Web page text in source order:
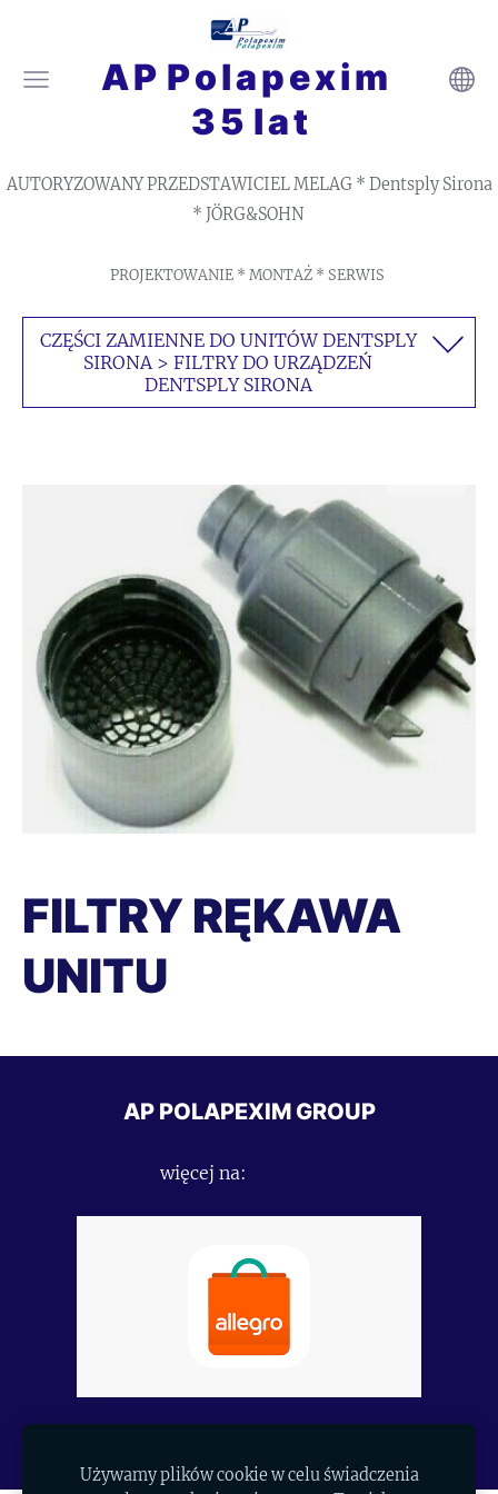
A P P o l a p e x i m
3 5 l a t
AUTORYZOWANY PRZEDSTAWICIEL MELAG * Dentsply Sirona
* JÖRG&SOHN
PROJEKTOWANIE * MONTAŻ * SERWIS
CZĘŚCI ZAMIENNE DO UNITÓW DENTSPLY
SIRONA > FILTRY DO URZĄDZEŃ
DENTSPLY SIRONA
AP POLAPEXIM GROUP
więcej na:
FILTRY RĘKAWA
UNITU
Używamy plików cookie w celu świadczenia